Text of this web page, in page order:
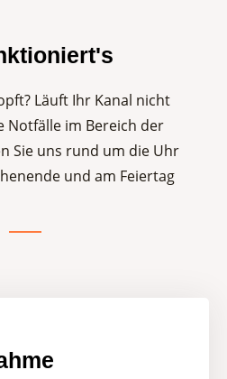
Läuft Ihr Kanal nicht
Notfälle im Bereich der
Sie uns rund um die Uhr
und am Feiertag